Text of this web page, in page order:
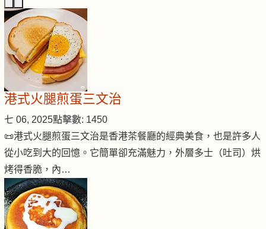
港式火腿煎蛋三文治
七 06, 2025點擊數: 1450
📜港式火腿煎蛋三文治是香港茶餐廳的經典美食，也是許多人
從小吃到大的回憶。它簡單卻充滿魅力，外層多士（吐司）烘
烤得香脆，內…